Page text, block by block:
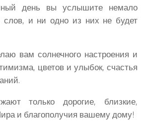
день вы услышите немало
и ни одно из них не будет
вам солнечного настроения и
цветов и улыбок, счастья
только дорогие, близкие,
и благополучия вашему дому!